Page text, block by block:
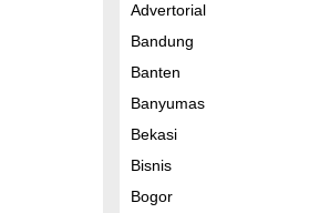
Advertorial
Bandung
Banten
Banyumas
Bekasi
Bisnis
Bogor